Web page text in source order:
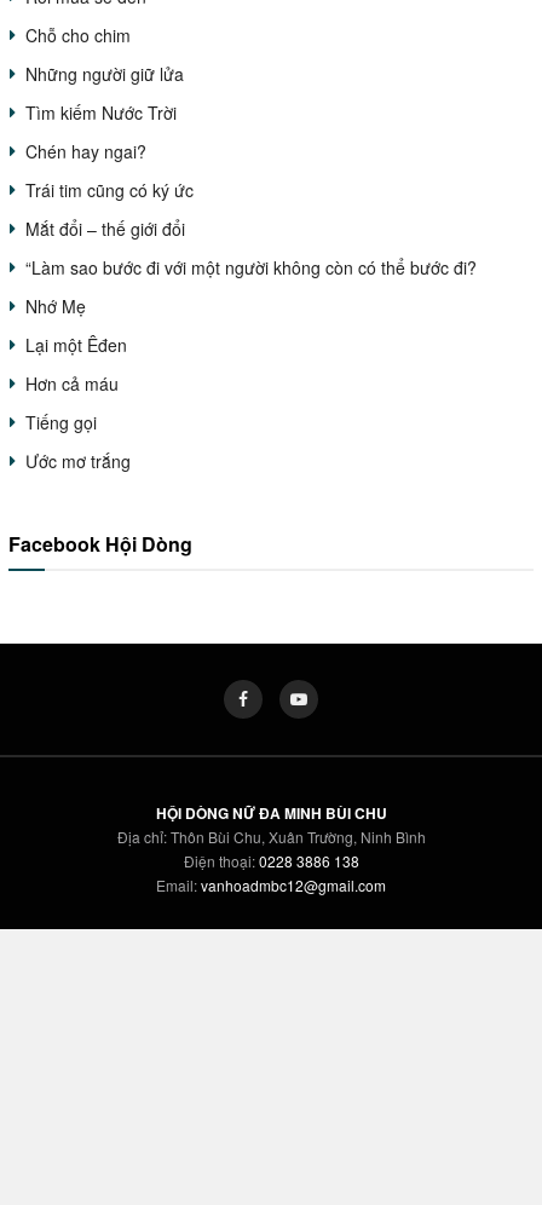
Chỗ cho chim
Những người giữ lửa
Tìm kiếm Nước Trời
Chén hay ngai?
Trái tim cũng có ký ức
Mắt đổi – thế giới đổi
“Làm sao bước đi với một người không còn có thể bước đi?
Nhớ Mẹ
Lại một Êđen
Hơn cả máu
Tiếng gọi
Ước mơ trắng
Facebook Hội Dòng
HỘI DÒNG NỮ ĐA MINH BÙI CHU
Địa chỉ: Thôn Bùi Chu, Xuân Trường, Ninh Bình
Điện thoại:0228 3886 138
Email:vanhoadmbc12@gmail.com